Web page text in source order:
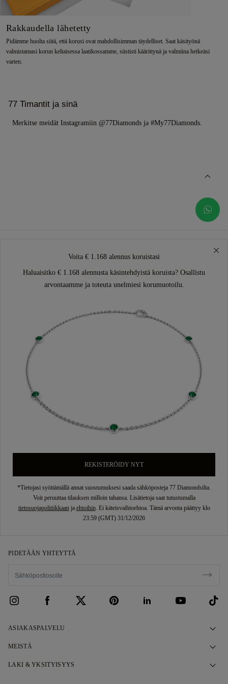
Rakkaudella lähetetty
Pidämme huolta siitä, että korusi ovat mahdollisimman täydelliset. Saat käsityönä
valmistamasi korun keltaisessa laatikossamme, siististi käärittynä ja valmiina hetkeäsi
varten.
77 Timantit ja sinä
Merkitse meidät Instagramiin @77Diamonds ja #My77Diamonds.
Voita € 1.168 alennus koruistasi
Haluaisitko € 1.168 alennusta käsintehdyistä koruista? Osallistu
arvontaamme ja toteuta unelmiesi korumuotoilu.
REKISTERÖIDY NYT
*Tietojasi syöttämällä annat suostumuksesi saada sähköposteja 77 Diamondsilta.
Voit peruuttaa tilauksen milloin tahansa. Lisätietoja saat tutustumalla
tietosuojapolitiikkaanja ehtoihin. Ei käteisvaihtoehtoa. Tämä arvonta päättyy klo
23:59 (GMT) 31/12/2026
PIDETÄÄN YHTEYTTÄ
ASIAKASPALVELU
Ota yhteyttä
MEISTÄ
Tarinamme
LAKI & YKSITYISYYS